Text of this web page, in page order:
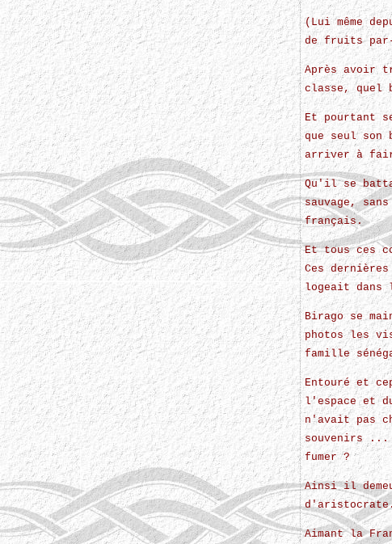
(Lui même
de fruits
Après avoir
classe,
Et pourtant
que seul
arriver à
Qu'il se
sauvage,
français.
Et tous ces
Ces
logeait dans
Birago se
photos les
famille
Entouré et
l'espace et
n'avait pas
souvenirs ...
fumer ?
Ainsi il
d'aristocrate.
Aimant la